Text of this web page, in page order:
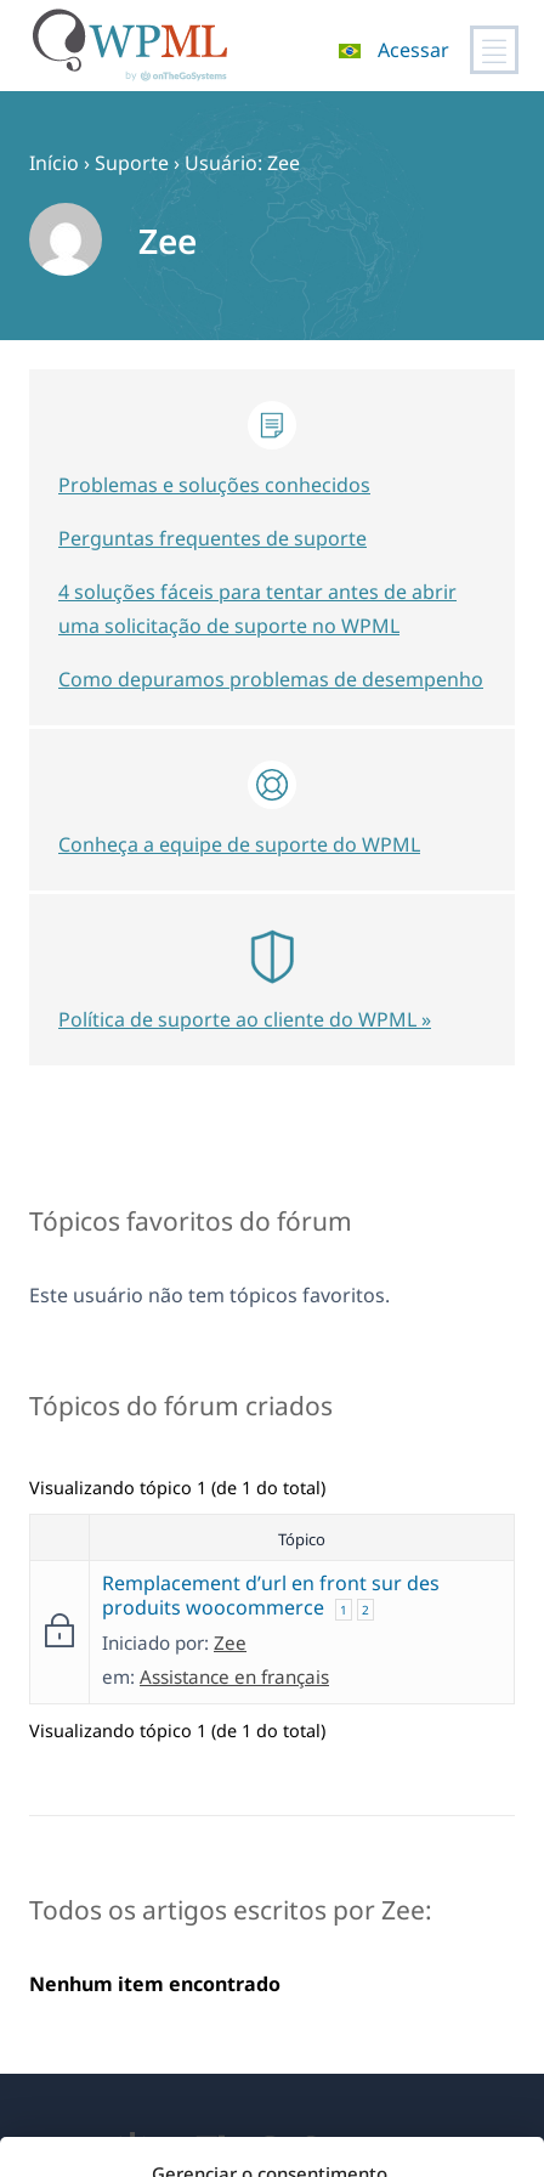
Acessar
Início ›Suporte› Usuário: Zee
Zee
Tópicos favoritos do fórum
Este usuário não tem tópicos favoritos.
Tópicos do fórum criados
Visualizando tópico 1 (de 1 do total)
Tópico
Remplacement d’url en front sur des
produits woocommerce
1 2
Iniciado por: Zee
em: Assistance en français
Visualizando tópico 1 (de 1 do total)
Todos os artigos escritos por Zee:
Nenhum item encontrado
Problemas e soluções conhecidos
Perguntas frequentes de suporte
4 soluções fáceis para tentar antes de abrir
uma solicitação de suporte no WPML
Como depuramos problemas de desempenho
Conheça a equipe de suporte do WPML
Política de suporte ao cliente do WPML »